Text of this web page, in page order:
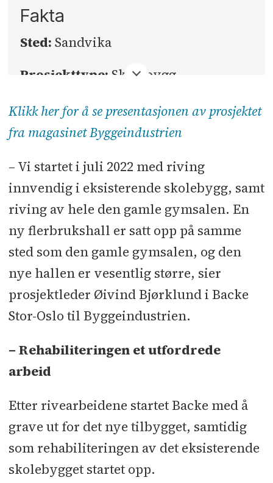
Fakta
Sted:Sandvika
Prosjekttype: Skolebygg
Byggherre:Bærum kommune
Totalentreprise:Backe Stor-Oslo
Kontraktsum eks. mva.:281
millioner kroner
BTA: 9.128 kvadratmeter
Arkitekt:Holar
Landskapsarkitekt:IN´BY
Rådgivere:COWIlIngenia
Consulting
NorconsultlRambølllSwecolSiv.
Ing. FM Haaland
Underentreprenører og
leverandører:AGS BygglAlltakl
ArtealATGlBetongparkl
ByggimpulslBærum Byggmontering
Klikk her for å se presentasjonen av prosjektet
fra magasinet Byggeindustrien
– Vi startet i juli 2022 med riving
innvendig i eksisterende skolebygg, samt
riving av hele den gamle gymsalen. En
ny flerbrukshall er satt opp på samme
sted som den gamle gymsalen, og den
nye hallen er vesentlig større, sier
prosjektleder Øivind Bjørklund i Backe
Stor-Oslo til Byggeindustrien.
– Rehabiliteringen et utfordrede
arbeid
Etter rivearbeidene startet Backe med å
grave ut for det nye tilbygget, samtidig
som rehabiliteringen av det eksisterende
skolebygget startet opp.